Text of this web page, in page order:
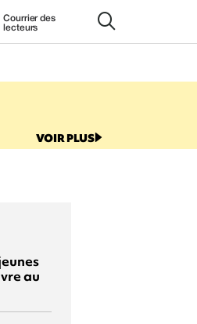
Courrier des
lecteurs
VOIR PLUS
au